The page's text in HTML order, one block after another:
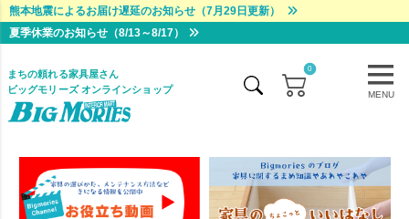
熊本地震によるお届け遅延のお知らせ（7月29日更新）
夏季休業のお知らせ（8/13～8/17）
MENU
まちの頼れる家具屋さん
ビッグモリーズ オンラインショップ
0